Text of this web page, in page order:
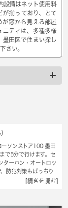
設備はネット使用料
が揃っており、とて
が窓から見える部屋
ティは、多種多様
墨田区で住まい探し
さい。
ーソンストア100 墨田
で5分で行けます。セ
ターホン・オートロッ
防犯対策もばっちり
全室照明付き・エア
下に抑えたい方におす
[続きを読む]